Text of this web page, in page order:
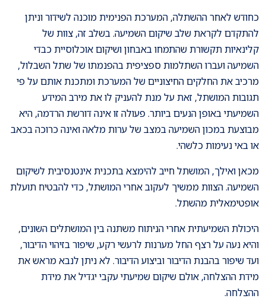
כחודש לאחר ההשתלה, המערכת הפנימית מוכנה לשידור וניתן
להתקדם לקראת שלב שיקום השמיעה. בשלב זה, צוות של
קלינאיות תקשורת שהתמחו באבחון ושיקום אוכלוסיית כבדי
השמיעה ועברו השתלמות ספציפית בהפנמתו של שתל השבלול,
מרכיב את החלקים החיצוניים של המערכת ומתכנת אותם על פי
תגובות המושתל, זאת על מנת להעניק לו את מירב המידע
השמיעתי באופן הנעים ביותר. פעולה זו אינה דורשת הרדמה, היא
מבוצעת במכון השמיעה במצב של ערות מלאה ואינה כרוכה בכאב
או באי נעימות כלשהי.
מכאן ואילך, המושתל חייב להימצא בתכנית אינטנסיבית לשיקום
השמיעה. הצוות ממשיך לעקוב אחרי המושתל, כדי להבטיח תועלת
אופטימאלית מהשתל.
היכולת השמיעתית אחרי הניתוח משתנה בין המושתלים השונים,
והיא נעה על רצף החל מערנות לרעשי רקע, שיפור בזיהוי הדיבור,
ועד שיפור בהבנת הדיבור וביצוע הדיבור. לא ניתן לנבא מראש את
מידת ההצלחה, אולם שיקום שמיעתי עקבי יגדיל את מידת
ההצלחה.